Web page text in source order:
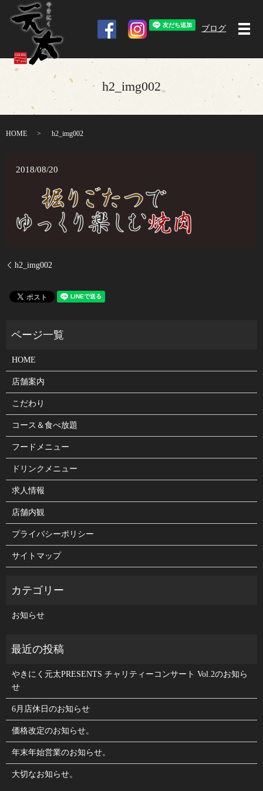
ブログ
メ
h2_img002
HOME h2_img002
2018/08/20
h2_img002
HOME
店舗案内
こだわり
コース＆食べ放題
フードメニュー
ドリンクメニュー
求人情報
店舗内観
プライバシーポリシー
サイトマップ
お知らせ
やきにく元太PRESENTS チャリティーコンサート Vol.2のお知ら
せ
6月店休日のお知らせ
価格改定のお知らせ。
年末年始営業のお知らせ。
大切なお知らせ。